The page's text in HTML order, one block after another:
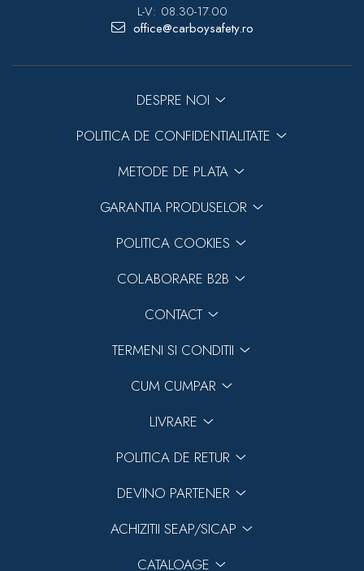
L-V: 08.30-17.00
office@carboysafety.ro
DESPRE NOI
POLITICA DE CONFIDENTIALITATE
METODE DE PLATA
GARANTIA PRODUSELOR
POLITICA COOKIES
COLABORARE B2B
CONTACT
TERMENI SI CONDITII
CUM CUMPAR
LIVRARE
POLITICA DE RETUR
DEVINO PARTENER
ACHIZITII SEAP/SICAP
CATALOAGE